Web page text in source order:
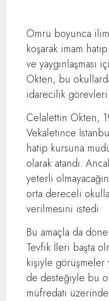
Ömrü boyunca
koşarak imam hatip
ve yaygınlaşması
Ökten, bu
idarecilik görevleri
Celalettin Ökten,
Vekaletince
hatip kursuna
olarak atandı.
yeterli
orta dereceli
verilmesini istedi.
Bu amaçla da
Tevfik İleri başta
kişiyle
de desteğiyle bu
müfredatı üzerinde